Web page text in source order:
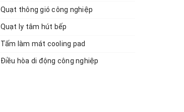
Quạt thông gió công nghiệp
Quạt ly tâm hút bếp
Tấm làm mát cooling pad
Điều hòa di động công nghiệp